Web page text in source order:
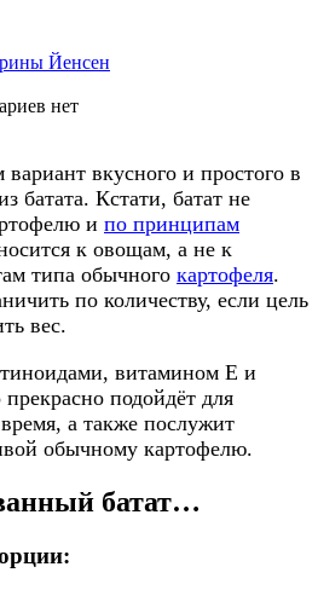
Йенсен
нет
вкусного и простого в
батата. Кстати, батат не
и по принципам
к овощам, а не к
типа обычного картофеля.
по количеству, если цель
вес.
витамином Е и
подойдёт для
а также послужит
обычному картофелю.
батат…